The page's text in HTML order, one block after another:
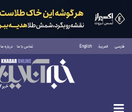
فارسی العربية English تماس با ما درباره ما
پنجشنبه ۱۵ مرداد ۱۴۰۵